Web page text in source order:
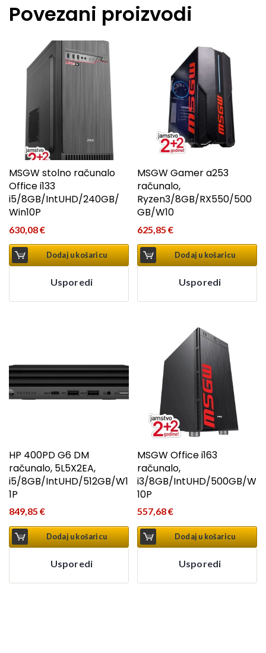
Povezani proizvodi
MSGW stolno računalo
Office i133
i5/8GB/IntUHD/240GB/
Win10P
630,08€
Dodaj u košaricu
Usporedi
MSGW Gamer a253
računalo,
Ryzen3/8GB/RX550/500
GB/W10
625,85€
Dodaj u košaricu
Usporedi
HP 400PD G6 DM
računalo, 5L5X2EA,
i5/8GB/IntUHD/512GB/W1
1P
849,85 €
Dodaj u košaricu
Usporedi
MSGW Office i163
računalo,
i3/8GB/IntUHD/500GB/W
10P
557,68€
Dodaj u košaricu
Usporedi